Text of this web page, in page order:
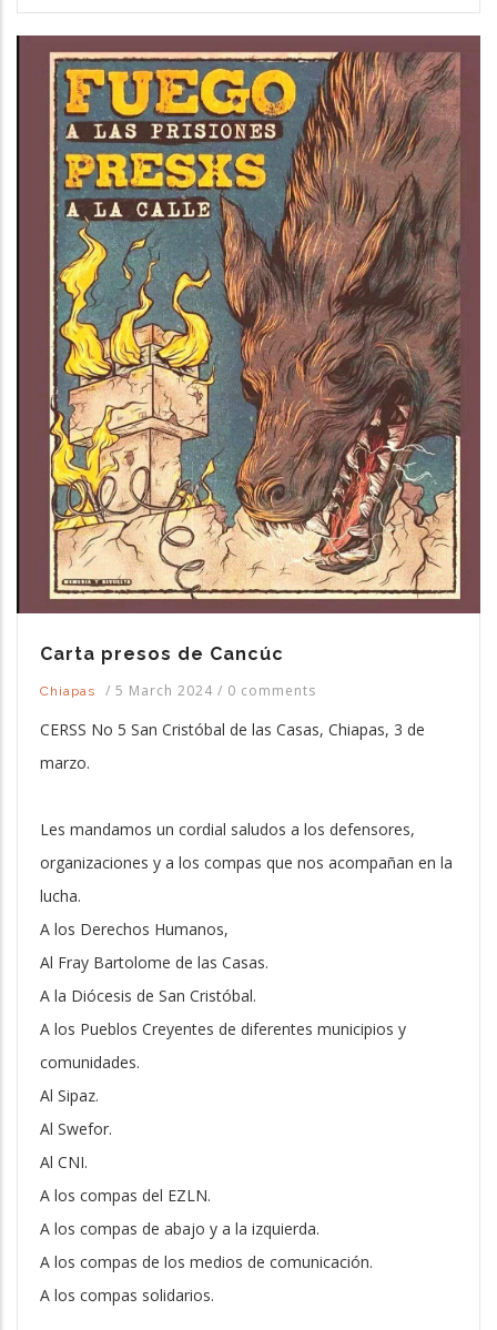
Carta presos de Cancúc
Chiapas / 5 March 2024 / 0 comments
CERSS No 5 San Cristóbal de las Casas, Chiapas, 3 de
marzo.
Les mandamos un cordial saludos a los defensores,
organizaciones y a los compas que nos acompañan en la
lucha.
A los Derechos Humanos,
Al Fray Bartolome de las Casas.
A la Diócesis de San Cristóbal.
A los Pueblos Creyentes de diferentes municipios y
comunidades.
Al Sipaz.
Al Swefor.
Al CNI.
A los compas del EZLN.
A los compas de abajo y a la izquierda.
A los compas de los medios de comunicación.
A los compas solidarios.